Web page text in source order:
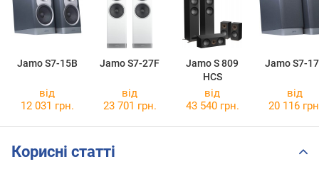
Jamo S7-15B Jamo S7-27F
Jamo S 809
HCS
Jamo S7-
від
12 031 грн.
від
23 701 грн.
від
43 540 грн.
від
20 116
Корисні статті